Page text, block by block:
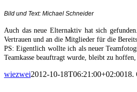
Bild und Text: Michael Schneider
Auch das neue Elternaktiv hat sich
Vertrauen und an die Mitglieder für die
PS: Eigentlich wollte ich als neuer
Teamkasse beauftragt wurde, bleibt zu
wiezwei2012-10-18T06:21:00+02:0018.